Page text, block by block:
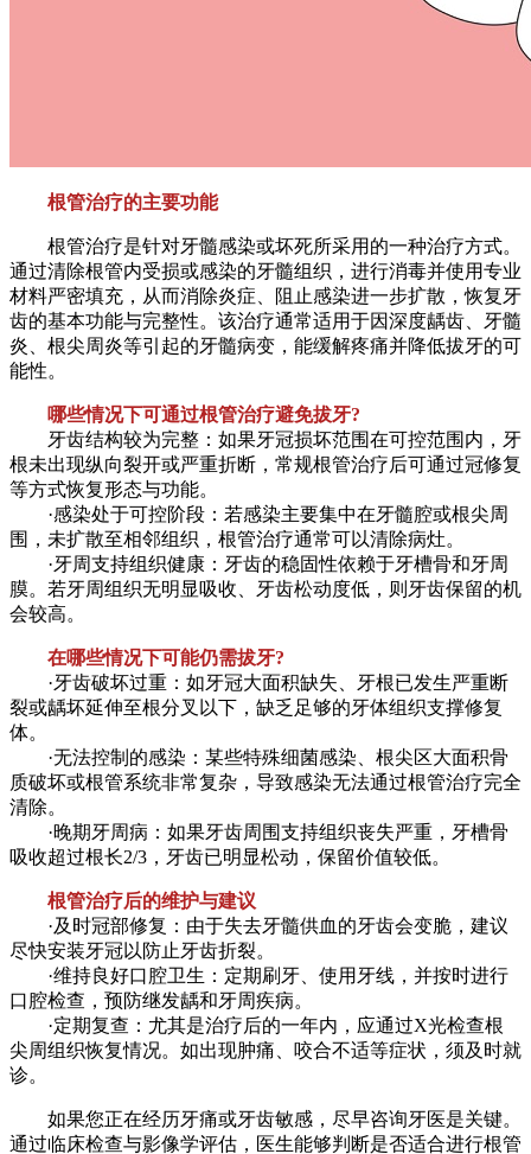
根管治疗的主要功能
根管治疗是针对牙髓感染或坏死所采用的一种治疗方式。
通过清除根管内受损或感染的牙髓组织，进行消毒并使用专业
材料严密填充，从而消除炎症、阻止感染进一步扩散，恢复牙
齿的基本功能与完整性。该治疗通常适用于因深度龋齿、牙髓
炎、根尖周炎等引起的牙髓病变，能缓解疼痛并降低拔牙的可
能性。
哪些情况下可通过根管治疗避免拔牙?
牙齿结构较为完整：如果牙冠损坏范围在可控范围内，牙
根未出现纵向裂开或严重折断，常规根管治疗后可通过冠修复
等方式恢复形态与功能。
·感染处于可控阶段：若感染主要集中在牙髓腔或根尖周
围，未扩散至相邻组织，根管治疗通常可以清除病灶。
·牙周支持组织健康：牙齿的稳固性依赖于牙槽骨和牙周
膜。若牙周组织无明显吸收、牙齿松动度低，则牙齿保留的机
会较高。
在哪些情况下可能仍需拔牙?
·牙齿破坏过重：如牙冠大面积缺失、牙根已发生严重断
裂或龋坏延伸至根分叉以下，缺乏足够的牙体组织支撑修复
体。
·无法控制的感染：某些特殊细菌感染、根尖区大面积骨
质破坏或根管系统非常复杂，导致感染无法通过根管治疗完全
清除。
·晚期牙周病：如果牙齿周围支持组织丧失严重，牙槽骨
吸收超过根长2/3，牙齿已明显松动，保留价值较低。
根管治疗后的维护与建议
·及时冠部修复：由于失去牙髓供血的牙齿会变脆，建议
尽快安装牙冠以防止牙齿折裂。
·维持良好口腔卫生：定期刷牙、使用牙线，并按时进行
口腔检查，预防继发龋和牙周疾病。
·定期复查：尤其是治疗后的一年内，应通过X光检查根
尖周组织恢复情况。如出现肿痛、咬合不适等症状，须及时就
诊。
如果您正在经历牙痛或牙齿敏感，尽早咨询牙医是关键。
通过临床检查与影像学评估，医生能够判断是否适合进行根管